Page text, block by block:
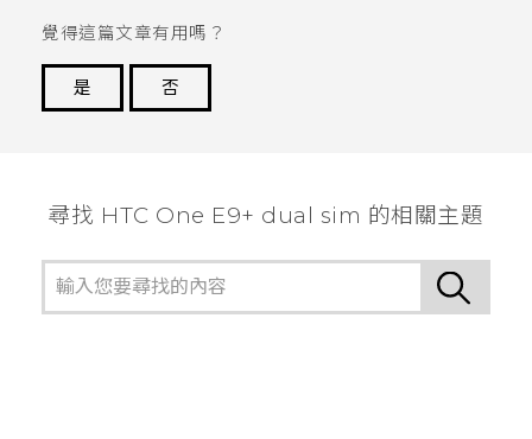
覺得這篇文章有用嗎？
是
否
尋找 HTC One E9+ dual sim 的相關主題